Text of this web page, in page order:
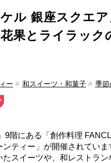
ケル 銀座スクエ
果とライラック
ー 和スイーツ・和菓子 季節
9階にある「創作料理
ティー」が開催されてい
スイーツや、和レストラ